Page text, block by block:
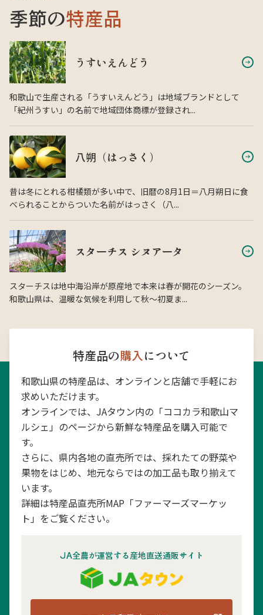
季節の特産品
うすいえんどう
和歌山で生産される「うすいえんどう」は地域ブランドとして
「紀州うすい」の名前で地域団体商標が登録され...
八朔（はっさく）
昔は冬にとれる柑橘類が多い中で、旧暦の8月1日＝八月朔日に食
べられることからついた名前がはっさく（八...
スターチス シヌアータ
スターチスは地中海沿岸が原産地で本来は春が開花のシーズン。
和歌山県は、温暖な気候を利用して秋〜初夏ま...
特産品の購入について
和歌山県の特産品は、オンラインと店舗で手軽にお
求めいただけます。
オンラインでは、JAタウン内の「ココカラ和歌山マ
ルシェ」のページから新鮮な特産品を購入可能で
す。
さらに、県内各地の直売所では、採れたての野菜や
果物をはじめ、地元ならではの加工品も取り揃えて
います。
詳細は特産品直売所MAP「ファーマーズマーケッ
ト」をご覧ください。
JA全農が運営する産地直送通販サイト